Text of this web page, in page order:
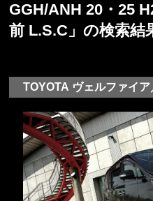
GGH/ANH 20・25
前 L.S.C」の検索結
TOYOTA ヴェルファイ